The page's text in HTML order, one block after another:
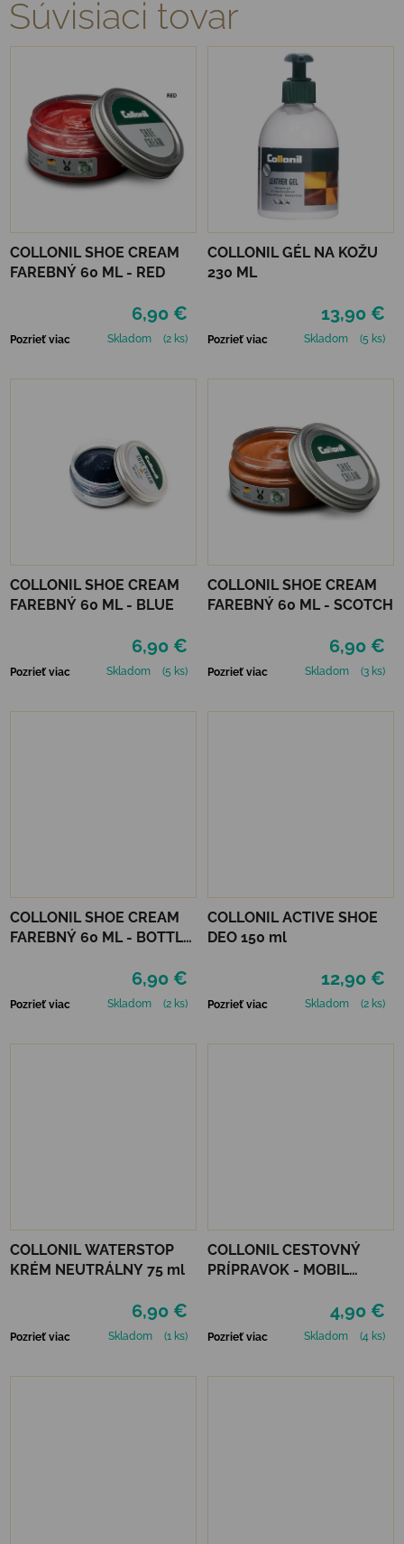
Súvisiaci tovar
COLLONIL SHOE CREAM
FAREBNÝ 60 ML - RED
6,90 €
Pozrieť viac Skladom (2 ks)
COLLONIL GÉL NA KOŽU
230 ML
13,90 €
Pozrieť viac Skladom (5 ks)
COLLONIL SHOE CREAM
FAREBNÝ 60 ML - BLUE
6,90 €
Pozrieť viac Skladom (5 ks)
COLLONIL SHOE CREAM
FAREBNÝ 60 ML - SCOTCH
6,90 €
Pozrieť viac Skladom (3 ks)
COLLONIL SHOE CREAM
FAREBNÝ 60 ML - BOTTLE
6,90 €
Pozrieť viac Skladom (2 ks)
COLLONIL ACTIVE SHOE
DEO 150 ml
12,90 €
Pozrieť viac Skladom (2 ks)
COLLONIL WATERSTOP
KRÉM NEUTRÁLNY 75 ml
6,90 €
Pozrieť viac Skladom (1 ks)
COLLONIL CESTOVNÝ
PRÍPRAVOK - MOBIL
4,90 €
Pozrieť viac Skladom (4 ks)